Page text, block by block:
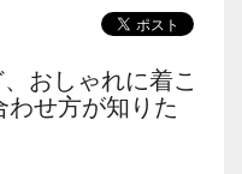
おしゃれに着こ
わせ方が知りた